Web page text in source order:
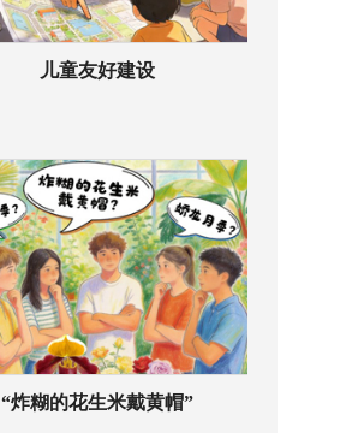
儿童友好建设
“炸糊的花生米戴黄帽”